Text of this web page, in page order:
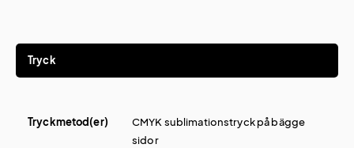
Tryck
Tryckmetod(er)
CMYK sublimationstryck på bägge
sidor